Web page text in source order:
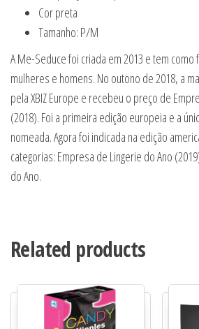
Cor preta
Tamanho: P/M
A Me-Seduce foi criada em 2013 e tem
mulheres e homens. No outono de 2018, a
pela XBIZ Europe e recebeu o preço de
(2018). Foi a primeira edição europeia e a
nomeada. Agora foi indicada na edição
categorias: Empresa de Lingerie do Ano
do Ano.
Related products